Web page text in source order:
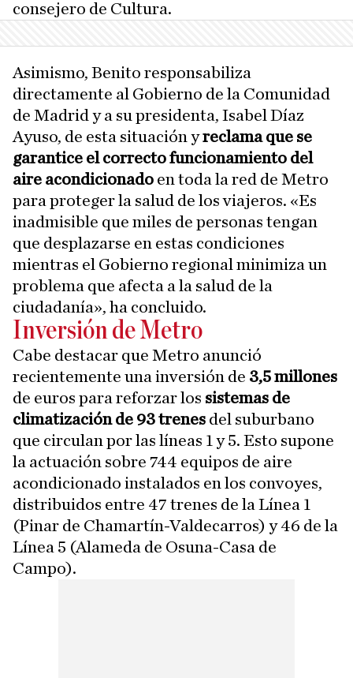
consejero de Cultura.
Asimismo, Benito responsabiliza
directamente al Gobierno de la Comunidad
de Madrid y a su presidenta, Isabel Díaz
Ayuso, de esta situación yreclama que se
garantice el correcto funcionamiento del
aire acondicionado en toda la red de Metro
para proteger la salud de los viajeros. «Es
inadmisible que miles de personas tengan
que desplazarse en estas condiciones
mientras el Gobierno regional minimiza un
problema que afecta a la salud de la
ciudadanía», ha concluido.
Inversión de Metro
Cabe destacar que Metro anunció
recientemente una inversión de 3,5 millones
de euros para reforzar los sistemas de
climatización de 93 trenes del suburbano
que circulan por las líneas 1 y 5. Esto supone
la actuación sobre 744 equipos de aire
acondicionado instalados en los convoyes,
distribuidos entre 47 trenes de la Línea 1
(Pinar de Chamartín-Valdecarros) y 46 de la
Línea 5 (Alameda de Osuna-Casa de
Campo).